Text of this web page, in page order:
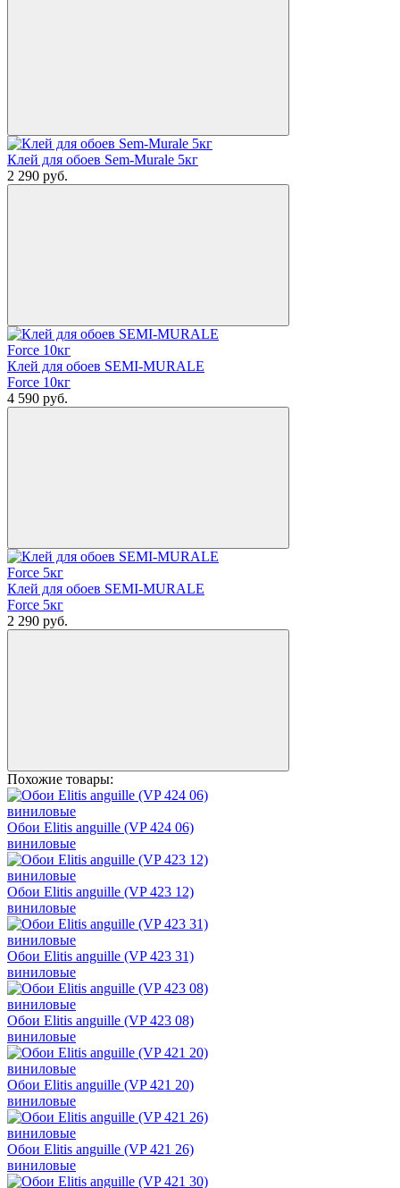
Клей для обоев Sem-Murale 5кг
2 290 руб.
Клей для обоев SEMI-MURALE
Force 10кг
4 590 руб.
Клей для обоев SEMI-MURALE
Force 5кг
2 290 руб.
Похожие товары:
Обои Elitis anguille (VP 424 06)
виниловые
Обои Elitis anguille (VP 423 12)
виниловые
Обои Elitis anguille (VP 423 31)
виниловые
Обои Elitis anguille (VP 423 08)
виниловые
Обои Elitis anguille (VP 421 20)
виниловые
Обои Elitis anguille (VP 421 26)
виниловые